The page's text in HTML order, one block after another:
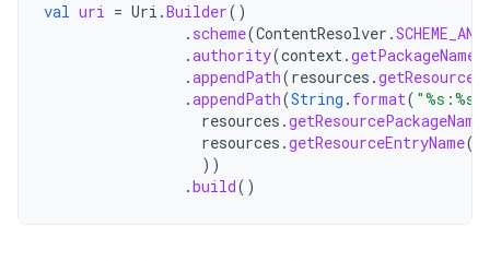
val uri = Uri .Builder()
. scheme(ContentResolver .
.authority(context.getPackageName
.appendPath(resources .
.appendPath(String . format( "%s:%s"
resources .getResourcePackageName
resources .getResourceEntryName(
))
.build()